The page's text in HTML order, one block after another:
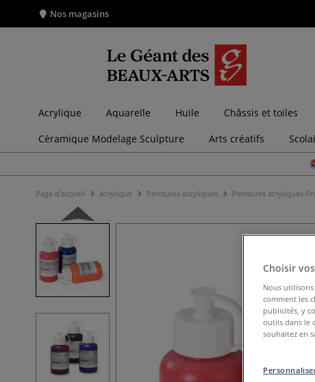
Nos magasins
Acrylique Aquarelle Huile Châssis et toiles
Céramique Modelage Sculpture
Arts créatifs
Page d'accueil Acrylique Peintures acryliques Peintures acryliques
Choisir
Nous
comment les
publicités, y
outils dans le
souhaitez en